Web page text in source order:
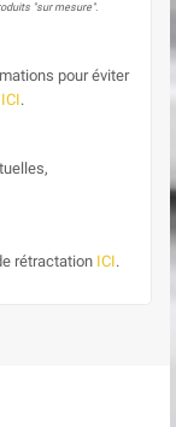
"sur mesure".
pour éviter
ICI.
rétractation ICI.